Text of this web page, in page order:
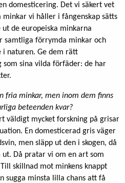
domesticering. Det vi säkert vet
vi håller i fångenskap sätts
de europeiska minkarna
samtliga förrymda minkar och
i naturen. Ge dem rätt
sina vilda förfäder: de har
fria minkar, men inom dem finns
beteenden kvar?
väldigt mycket forskning på grisar
En domesticerad gris väger
men släpp ut den i skogen, då
Då pratar vi om en art som
skillnad mot minkens knappt
sugga minsta lilla chans att få